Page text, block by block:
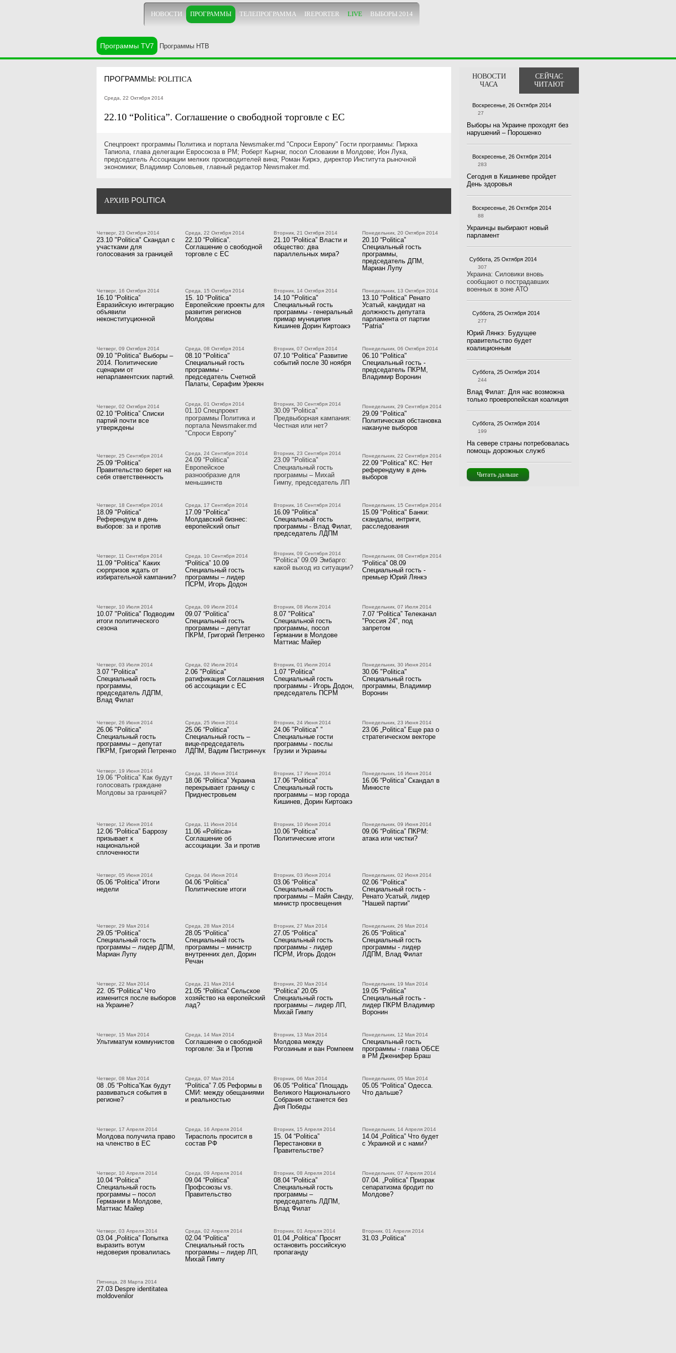
НОВОСТИ ПРОГРАММЫ ТЕЛЕПРОГРАММА IREPORTER LIVE ВЫБОРЫ 2014
Программы TV7 Программы НТВ
ПРОГРАММЫ: POLITICA
Среда, 22 Октября 2014
22.10 “Politica”. Соглашение о свободной торговле с ЕС
Спецпроект программы Политика и портала Newsmaker.md "Спроси Европу" Гости программы: Пиркка
Тапиола, глава делегации Евросоюза в РМ; Роберт Кырнаг, посол Словакии в Молдове; Ион Лука,
председатель Ассоциации мелких производителей вина; Роман Киркэ, директор Института рыночной
экономики; Владимир Соловьев, главный редактор Newsmaker.md.
АРХИВ POLITICA
Четверг, 23 Октября 2014
23.10 "Politica" Скандал с
участками для
голосования за границей
Среда, 22 Октября 2014
22.10 “Politica”.
Соглашение о свободной
торговле с ЕС
Вторник, 21 Октября 2014
21.10 “Politica” Власти и
общество: два
параллельных мира?
Понедельник, 20 Октября 2014
20.10 “Politica”
Специальный гость
программы,
председатель ДПМ,
Мариан Лупу
Четверг, 16 Октября 2014
16.10 “Politica”
Евразийскую интеграцию
объявили
неконституционной
Среда, 15 Октября 2014
15. 10 “Politica”
Европейские проекты для
развития регионов
Молдовы
Вторник, 14 Октября 2014
14.10 "Politica"
Специальный гость
программы - генеральный
примар муниципия
Кишинев Дорин Киртоакэ
Понедельник, 13 Октября 2014
13.10 "Politica" Ренато
Усатый, кандидат на
должность депутата
парламента от партии
"Patria"
Четверг, 09 Октября 2014
09.10 "Politica" Выборы –
2014. Политические
сценарии от
непарламентских партий.
Среда, 08 Октября 2014
08.10 "Politica"
Специальный гость
программы -
председатель Счетной
Палаты, Серафим Урекян
Вторник, 07 Октября 2014
07.10 “Politica” Развитие
событий после 30 ноября
Понедельник, 06 Октября 2014
06.10 "Politica"
Специальный гость -
председатель ПКРМ,
Владимир Воронин
Четверг, 02 Октября 2014
02.10 “Politica” Списки
партий почти все
утверждены
Среда, 01 Октября 2014
01.10 Спецпроект
программы Политика и
портала Newsmaker.md
"Спроси Европу"
Вторник, 30 Сентября 2014
30.09 “Politica”
Предвыборная кампания:
Честная или нет?
Понедельник, 29 Сентября 2014
29.09 "Politica"
Политическая обстановка
накануне выборов
Четверг, 25 Сентября 2014
25.09 “Politica”
Правительство берет на
себя ответственность
Среда, 24 Сентября 2014
24.09 “Politica”
Европейское
разнообразие для
меньшинств
Вторник, 23 Сентября 2014
23.09 "Politica"
Специальный гость
программы – Михай
Гимпу, председатель ЛП
Понедельник, 22 Сентября 2014
22.09 "Politica" КС: Нет
референдуму в день
выборов
Четверг, 18 Сентября 2014
18.09 "Politica"
Референдум в день
выборов: за и против
Среда, 17 Сентября 2014
17.09 "Politica"
Молдавский бизнес:
европейский опыт
Вторник, 16 Сентября 2014
16.09 "Politica"
Специальный гость
программы - Влад Филат,
председатель ЛДПМ
Понедельник, 15 Сентября 2014
15.09 "Politica" Банки:
скандалы, интриги,
расследования
Четверг, 11 Сентября 2014
11.09 "Politica" Каких
сюрпризов ждать от
избирательной кампании?
Среда, 10 Сентября 2014
“Politica” 10.09
Специальный гость
программы – лидер
ПСРМ, Игорь Додон
Вторник, 09 Сентября 2014
“Politica” 09.09 Эмбарго:
какой выход из ситуации?
Понедельник, 08 Сентября 2014
“Politica” 08.09
Специальный гость -
премьер Юрий Лянкэ
Четверг, 10 Июля 2014
10.07 "Politica" Подводим
итоги политического
сезона
Среда, 09 Июля 2014
09.07 “Politica”
Специальный гость
программы – депутат
ПКРМ, Григорий Петренко
Вторник, 08 Июля 2014
8.07 "Politica"
Специальной гость
программы, посол
Германии в Молдове
Маттиас Майер
Понедельник, 07 Июля 2014
7.07 “Politica” Телеканал
"Россия 24", под
запретом
Четверг, 03 Июля 2014
3.07 "Politica"
Специальный гость
программы,
председатель ЛДПМ,
Влад Филат
Среда, 02 Июля 2014
2.06 "Politica"
ратификация Соглашения
об ассоциации с ЕС
Вторник, 01 Июля 2014
1.07 "Politica"
Специальный гость
программы - Игорь Додон,
председатель ПСРМ
Понедельник, 30 Июня 2014
30.06 "Politica"
Специальный гость
программы, Владимир
Воронин
Четверг, 26 Июня 2014
26.06 "Politica"
Специальный гость
программы – депутат
ПКРМ, Григорий Петренко
Среда, 25 Июня 2014
25.06 “Politica”
Специальный гость –
вице-председатель
ЛДПМ, Вадим Пистринчук
Вторник, 24 Июня 2014
24.06 "Politica" ”
Специальные гости
программы - послы
Грузии и Украины
Понедельник, 23 Июня 2014
23.06 „Politica” Еще раз о
стратегическом векторе
Четверг, 19 Июня 2014
19.06 “Politica” Как будут
голосовать граждане
Молдовы за границей?
Среда, 18 Июня 2014
18.06 “Politica” Украина
перекрывает границу с
Приднестровьем
Вторник, 17 Июня 2014
17.06 “Politica”
Специальный гость
программы – мэр города
Кишинев, Дорин Киртоакэ
Понедельник, 16 Июня 2014
16.06 “Politica” Скандал в
Минюсте
Четверг, 12 Июня 2014
12.06 “Politica” Баррозу
призывает к
национальной
сплоченности
Среда, 11 Июня 2014
11.06 «Politica»
Соглашение об
ассоциации. За и против
Вторник, 10 Июня 2014
10.06 “Politica”
Политические итоги
Понедельник, 09 Июня 2014
09.06 “Politica” ПКРМ:
атака или чистки?
Четверг, 05 Июня 2014
05.06 “Politica” Итоги
недели
Среда, 04 Июня 2014
04.06 “Politica”
Политические итоги
Вторник, 03 Июня 2014
03.06 “Politica”
Специальный гость
программы – Майя Санду,
министр просвещения
Понедельник, 02 Июня 2014
02.06 "Politica"
Специальный гость -
Ренато Усатый, лидер
"Нашей партии"
Четверг, 29 Мая 2014
29.05 “Politica”
Специальный гость
программы – лидер ДПМ,
Мариан Лупу
Среда, 28 Мая 2014
28.05 “Politica”
Специальный гость
программы – министр
внутренних дел, Дорин
Речан
Вторник, 27 Мая 2014
27.05 “Politica”
Специальный гость
программы - лидер
ПСРМ, Игорь Додон
Понедельник, 26 Мая 2014
26.05 “Politica”
Специальный гость
программы - лидер
ЛДПМ, Влад Филат
Четверг, 22 Мая 2014
22. 05 “Politica” Что
изменится после выборов
на Украине?
Среда, 21 Мая 2014
21.05 “Politica” Сельское
хозяйство на европейский
лад?
Вторник, 20 Мая 2014
“Politica” 20.05
Специальный гость
программы – лидер ЛП,
Михай Гимпу
Понедельник, 19 Мая 2014
19.05 “Politica”
Специальный гость -
лидер ПКРМ Владимир
Воронин
Четверг, 15 Мая 2014
Ультиматум коммунистов
Среда, 14 Мая 2014
Соглашение о свободной
торговле: За и Против
Вторник, 13 Мая 2014
Молдова между
Рогозиным и ван Ромпеем
Понедельник, 12 Мая 2014
Специальный гость
программы - глава ОБСЕ
в РМ Дженифер Браш
Четверг, 08 Мая 2014
08 .05 “Poltica”Как будут
развиваться события в
регионе?
Среда, 07 Мая 2014
“Politica” 7.05 Реформы в
СМИ: между обещаниями
и реальностью
Вторник, 06 Мая 2014
06.05 “Politica” Площадь
Великого Национального
Собрания останется без
Дня Победы
Понедельник, 05 Мая 2014
05.05 “Politica” Одесса.
Что дальше?
Четверг, 17 Апреля 2014
Молдова получила право
на членство в ЕС
Среда, 16 Апреля 2014
Тирасполь просится в
состав РФ
Вторник, 15 Апреля 2014
15. 04 “Politica”
Перестановки в
Правительстве?
Понедельник, 14 Апреля 2014
14.04 „Politica” Что будет
с Украиной и с нами?
Четверг, 10 Апреля 2014
10.04 “Politica”
Специальный гость
программы – посол
Германии в Молдове,
Маттиас Майер
Среда, 09 Апреля 2014
09.04 “Politica”
Профсоюзы vs.
Правительство
Вторник, 08 Апреля 2014
08.04 “Politica”
Специальный гость
программы –
председатель ЛДПМ,
Влад Филат
Понедельник, 07 Апреля 2014
07.04. „Politica” Призрак
сепаратизма бродит по
Молдове?
Четверг, 03 Апреля 2014
03.04 „Politica” Попытка
выразить вотум
недоверия провалилась
Среда, 02 Апреля 2014
02.04 “Politica”
Специальный гость
программы – лидер ЛП,
Михай Гимпу
Вторник, 01 Апреля 2014
01.04 „Politica” Просят
остановить российскую
пропаганду
Вторник, 01 Апреля 2014
31.03 „Politica”
Пятница, 28 Марта 2014
27.03 Despre identitatea
moldovenilor
НОВОСТИ
ЧАСА
СЕЙЧАС
ЧИТАЮТ
Воскресенье, 26 Октября 2014
27
Выборы на Украине проходят без
нарушений – Порошенко
Воскресенье, 26 Октября 2014
283
Сегодня в Кишиневе пройдет
День здоровья
Воскресенье, 26 Октября 2014
88
Украинцы выбирают новый
парламент
Суббота, 25 Октября 2014
307
Украина: Силовики вновь
сообщают о пострадавших
военных в зоне АТО
Суббота, 25 Октября 2014
277
Юрий Лянкэ: Будущее
правительство будет
коалиционным
Суббота, 25 Октября 2014
244
Влад Филат: Для нас возможна
только проевропейская коалиция
Суббота, 25 Октября 2014
199
На севере страны потребовалась
помощь дорожных служб
Читать дальше